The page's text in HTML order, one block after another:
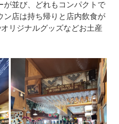
が並び、どれもコンパクトで
ン店は持ち帰りと店内飲食が
リジナルグッズなどお土産